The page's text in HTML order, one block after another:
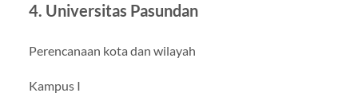
4. Universitas Pasundan
Perencanaan kota dan wilayah
Kampus I